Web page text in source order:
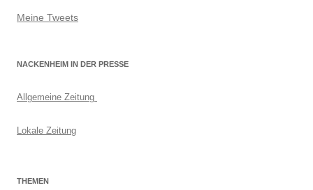
Meine Tweets
NACKENHEIM IN DER PRESSE
Allgemeine Zeitung
Lokale Zeitung
THEMEN